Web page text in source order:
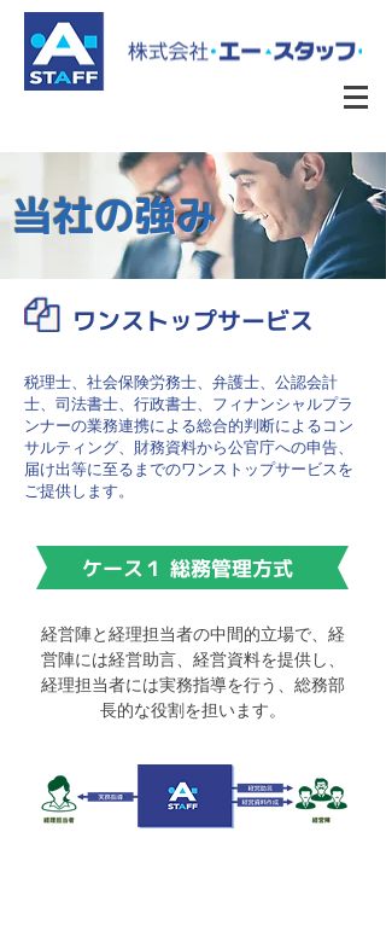
当社の強み
ワンストップサービス
税理士、社会保険労務士、弁護士、公認会計
士、司法書士、行政書士、フィナンシャルプラ
ンナーの業務連携による総合的判断によるコン
サルティング、財務資料から公官庁への申告、
届け出等に至るまでのワンストップサービスを
ご提供します。
ケース１ 総務管理方式
経営陣と経理担当者の中間的立場で、経
営陣には経営助言、経営資料を提供し、
経理担当者には実務指導を行う、総務部
長的な役割を担います。